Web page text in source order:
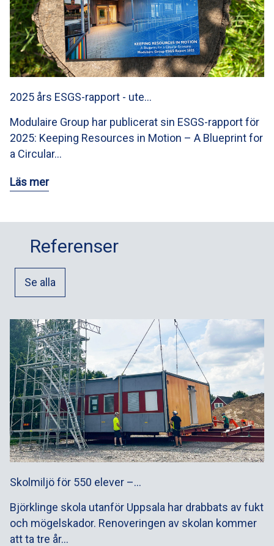
2025 års ESGS-rapport - ute…
Modulaire Group har publicerat sin ESGS-rapport för
2025: Keeping Resources in Motion – A Blueprint for
a Circular…
Läs mer
Referenser
Se alla
Skolmiljö för 550 elever –…
Björklinge skola utanför Uppsala har drabbats av fukt
och mögelskador. Renoveringen av skolan kommer
att ta tre år…